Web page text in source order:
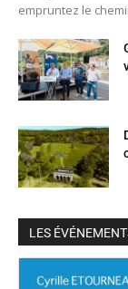
empruntez le
LES